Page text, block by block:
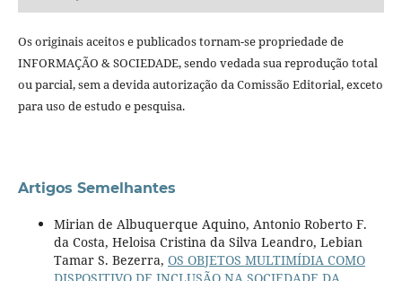
Os originais aceitos e publicados tornam-se propriedade de
INFORMAÇÃO & SOCIEDADE, sendo vedada sua reprodução total
ou parcial, sem a devida autorização da Comissão Editorial, exceto
para uso de estudo e pesquisa.
Artigos Semelhantes
Mirian de Albuquerque Aquino, Antonio Roberto F.
da Costa, Heloisa Cristina da Silva Leandro, Lebian
Tamar S. Bezerra, OS OBJETOS MULTIMÍDIA COMO